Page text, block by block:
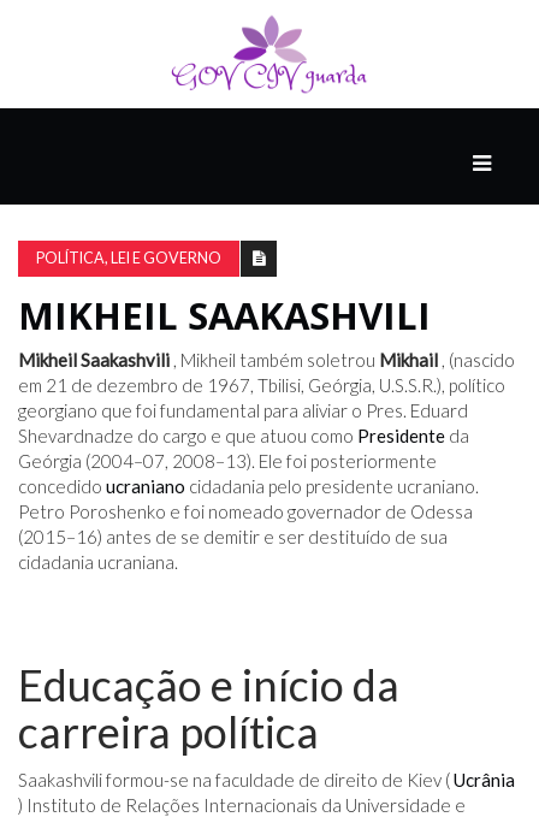
DO
THINK
COMPANHEIRO
COMEÇA
COM
UM
ESTRONDO
POLÍTICA, LEI E GOVERNO
MIKHEIL SAAKASHVILI
Mikheil Saakashvili , Mikheil também soletrou Mikhail , (nascido
em 21 de dezembro de 1967, Tbilisi, Geórgia, U.S.S.R.), político
georgiano que foi fundamental para aliviar o Pres. Eduard
Shevardnadze do cargo e que atuou como Presidente da
Geórgia (2004–07, 2008–13). Ele foi posteriormente
concedido ucraniano cidadania pelo presidente ucraniano.
Petro Poroshenko e foi nomeado governador de Odessa
(2015–16) antes de se demitir e ser destituído de sua
cidadania ucraniana.
Educação e início da
carreira política
Saakashvili formou-se na faculdade de direito de Kiev (Ucrânia
) Instituto de Relações Internacionais da Universidade e